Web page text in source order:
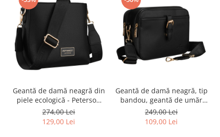
Geantă de damă neagră din
piele ecologică - Peterson
PTR-PTN JK6-07-6673
274,00 Lei
129,00 Lei
Geantă de damă neagră, tip
bandou, geantă de umăr
mică, din piele ecologică -
Peterson PTR-PTN MX04-P-
7755
249,00 Lei
109,00 Lei